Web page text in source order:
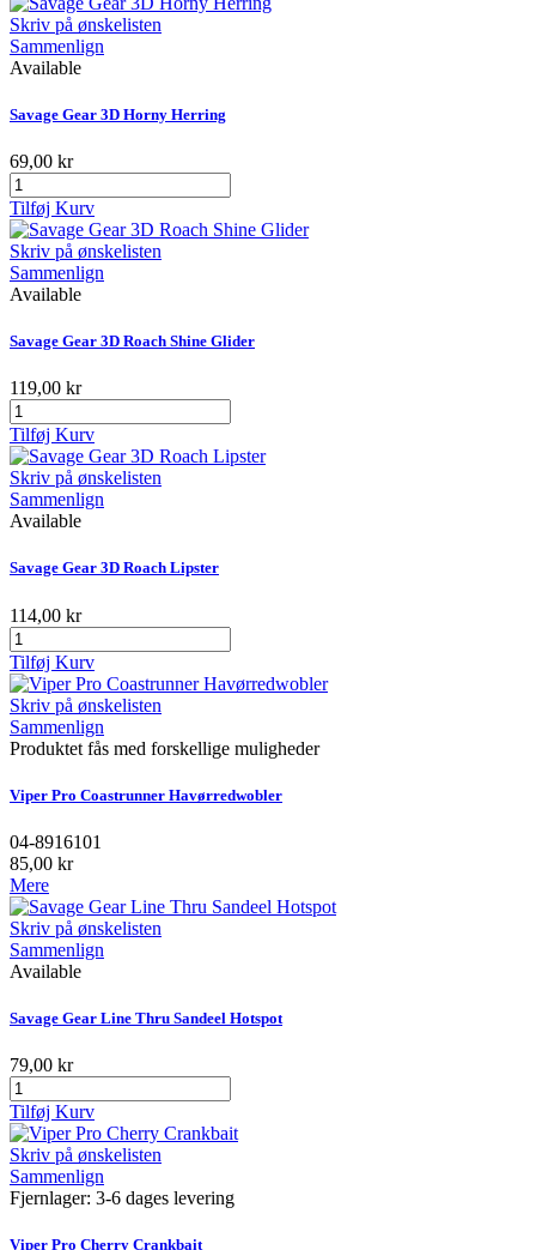
Skriv på ønskelisten
Sammenlign
Available
Savage Gear 3D Horny Herring
69,00 kr
Tilføj Kurv
Skriv på ønskelisten
Sammenlign
Available
Savage Gear 3D Roach Shine Glider
119,00 kr
Tilføj Kurv
Skriv på ønskelisten
Sammenlign
Available
Savage Gear 3D Roach Lipster
114,00 kr
Tilføj Kurv
Skriv på ønskelisten
Sammenlign
Produktet fås med forskellige muligheder
Viper Pro Coastrunner Havørredwobler
04-8916101
85,00 kr
Mere
Skriv på ønskelisten
Sammenlign
Available
Savage Gear Line Thru Sandeel Hotspot
79,00 kr
Tilføj Kurv
Skriv på ønskelisten
Sammenlign
Fjernlager: 3-6 dages levering
Viper Pro Cherry Crankbait